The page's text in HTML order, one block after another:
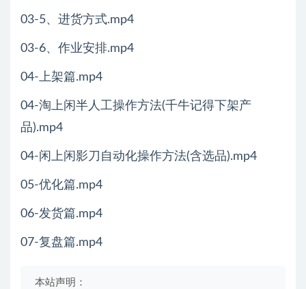
03-5、进货方式.mp4
03-6、作业安排.mp4
04-上架篇.mp4
04-淘上闲半人工操作方法(千牛记得下架产
品).mp4
04-闲上闲影刀自动化操作方法(含选品).mp4
05-优化篇.mp4
06-发货篇.mp4
07-复盘篇.mp4
本站声明：